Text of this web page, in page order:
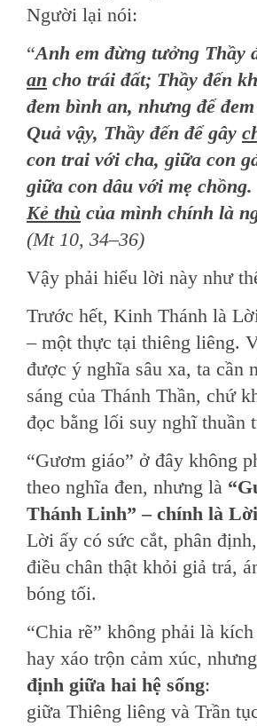
Người lại nói:
“Anh em đừng tưởng Thầy
an cho trái đất; Thầy đến
đem bình an, nhưng để đem
Quả vậy, Thầy đến để gây
con trai với cha, giữa con
giữa con dâu với mẹ chồng.
Kẻ thù của mình chính là
(Mt 10, 34–36)
Vậy phải hiểu lời này như
Trước hết, Kinh Thánh là
– một thực tại thiêng liêng.
được ý nghĩa sâu xa, ta cần
sáng của Thánh Thần, chứ
đọc bằng lối suy nghĩ thuần
“Gươm giáo” ở đây không
theo nghĩa đen, nhưng là
Thánh Linh” – chính là
Lời ấy có sức cắt, phân
điều chân thật khỏi giả trá,
bóng tối.
“Chia rẽ” không phải là
hay xáo trộn cảm xúc,
định giữa hai hệ sống:
giữa Thiêng liêng và Trần